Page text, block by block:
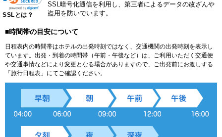
SSLとは？
SSL暗号化通信を利用し、第三者によるデータの改ざんや
盗用を防いでいます。
■時間帯の目安について
日程表内の時間帯はホテルの出発時刻ではなく、交通機関の出発時刻を表示し
ています。出発・到着の時間帯（午前・午後など）は、ご利用いただく交通便
や交通事情などにより変更となる場合がありますので、ご出発前にお渡しする
「旅行日程表」にてご確認ください。